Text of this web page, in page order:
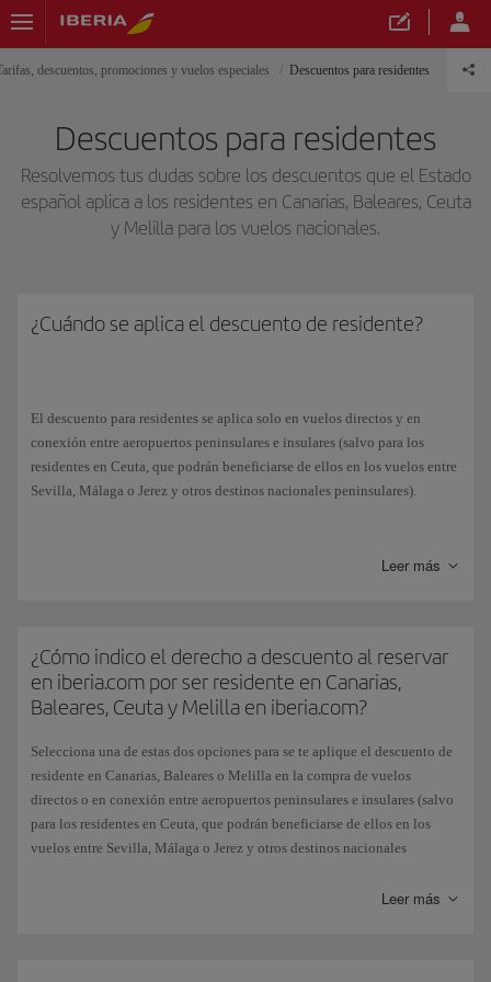
descuentos, promociones y vuelos especiales Descuentos para residentes
Descuentos para residentes
Resolvemos tus dudas sobre los descuentos que el Estado
español aplica a los residentes en Canarias, Baleares, Ceuta
y Melilla para los vuelos nacionales.
¿Cuándo se aplica el descuento de residente?
El descuento para residentes se aplica solo en vuelos directos y en
conexión entre aeropuertos peninsulares e insulares (salvo para los
residentes en Ceuta, que podrán beneficiarse de ellos en los vuelos entre
Sevilla, Málaga o Jerez y otros destinos nacionales peninsulares).
combinación permita el descuento, te mostraremos el desplegable de
Esta subvención, otorgada por el Estado español, no se aplica si eliges el
pago de billetes con Avios.
Leer más
¿Cómo indico el derecho a descuento al reservar
en iberia.com por ser residente en Canarias,
Baleares, Ceuta y Melilla en iberia.com?
Selecciona una de estas dos opciones para se te aplique el descuento de
residente en Canarias, Baleares o Melilla en la compra de vuelos
directos o en conexión entre aeropuertos peninsulares e insulares (salvo
para los residentes en Ceuta, que podrán beneficiarse de ellos en los
vuelos entre Sevilla, Málaga o Jerez y otros destinos nacionales
Leer más